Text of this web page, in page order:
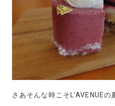
さあそんな時こそL’AVENUE